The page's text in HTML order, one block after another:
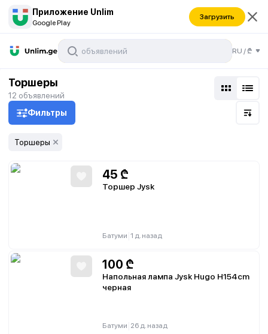
Приложение Unlim
Google Play
Загрузить
RU /₾
Торшеры
12 объявлений
Фильтры
Торшеры
45 ₾
Торшер Jysk
Батуми 1 д. назад
100 ₾
Напольная лампа Jysk Hugo H154cm
черная
Батуми 26 д. назад